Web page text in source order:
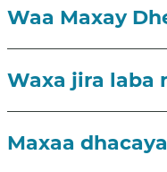
Waa Maxay
Waxa jira laba
Maxaa